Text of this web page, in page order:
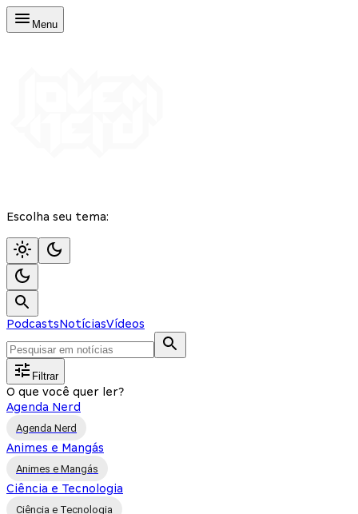
Menu
Escolha seu tema:
PodcastsNotíciasVídeos
Filtrar
O que você quer ler?
Agenda Nerd
Agenda Nerd
Animes e Mangás
Animes e Mangás
Ciência e Tecnologia
Ciência e Tecnologia